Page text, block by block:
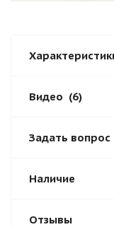
Видео (6)
Задать вопрос
Наличие
Отзывы